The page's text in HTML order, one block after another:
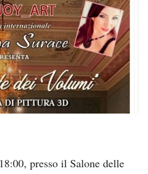
presso il Salone delle